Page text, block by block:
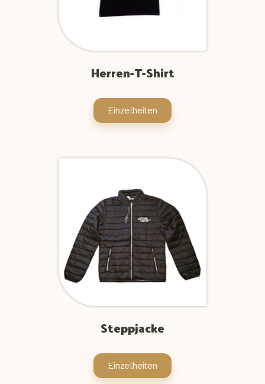
Herren-T-Shirt
Einzelheiten
Steppjacke
Einzelheiten